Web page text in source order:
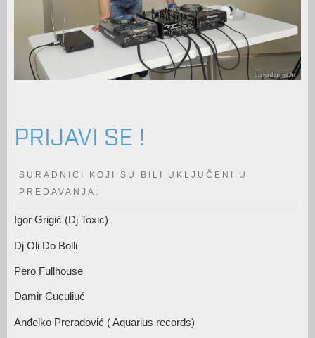
PRIJAVI SE !
SURADNICI KOJI SU BILI UKLJUČENI U
PREDAVANJA:
Igor Grigić (Dj Toxic)
Dj Oli Do Bolli
Pero Fullhouse
Damir Cuculiuć
Anđelko Preradović ( Aquarius records)